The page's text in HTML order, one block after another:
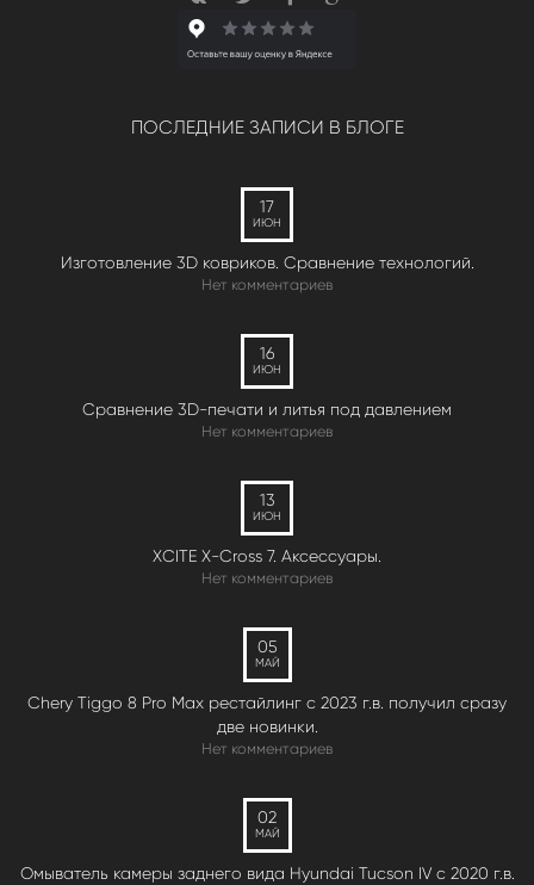
ПОСЛЕДНИЕ ЗАПИСИ В БЛОГЕ
17
ИЮН
Изготовление 3D ковриков. Сравнение технологий.
Нет комментариев
16
ИЮН
Сравнение 3D-печати и литья под давлением
Нет комментариев
13
ИЮН
XCITE X-Cross 7. Аксессуары.
Нет комментариев
05
МАЙ
Chery Tiggo 8 Pro Max рестайлинг с 2023 г.в. получил сразу
две новинки.
Нет комментариев
02
МАЙ
Омыватель камеры заднего вида Hyundai Tucson IV c 2020 г.в.